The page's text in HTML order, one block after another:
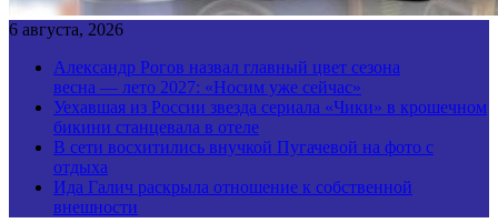
6 августа, 2026
Александр Рогов назвал главный цвет сезона
весна — лето 2027: «Носим уже сейчас»
Уехавшая из России звезда сериала «Чики» в крошечном
бикини станцевала в отеле
В сети восхитились внучкой Пугачевой на фото с
отдыха
Ида Галич раскрыла отношение к собственной
внешности